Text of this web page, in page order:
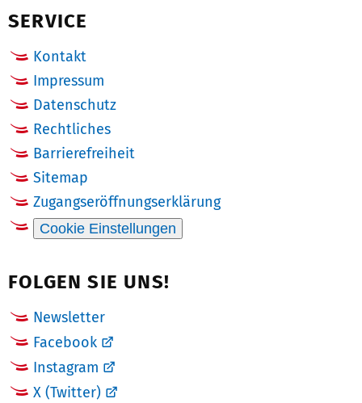
SERVICE
Kontakt
Impressum
Datenschutz
Rechtliches
Barrierefreiheit
Sitemap
Zugangseröffnungserklärung
Cookie Einstellungen
FOLGEN SIE UNS!
Newsletter
Facebook
Instagram
X (Twitter)